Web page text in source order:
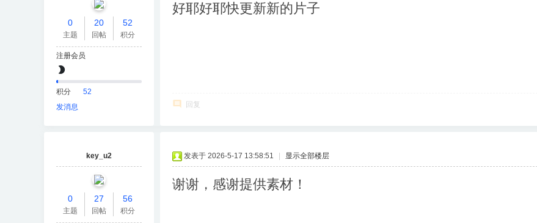
0
主题
20
回帖
52
积分
注册会员
积分
52
发消息
好耶好耶快更新新的片子
回复
key_u2
0
主题
27
回帖
56
积分
发表于 2026-5-17 13:58:51 显示全部楼层
谢谢，感谢提供素材！